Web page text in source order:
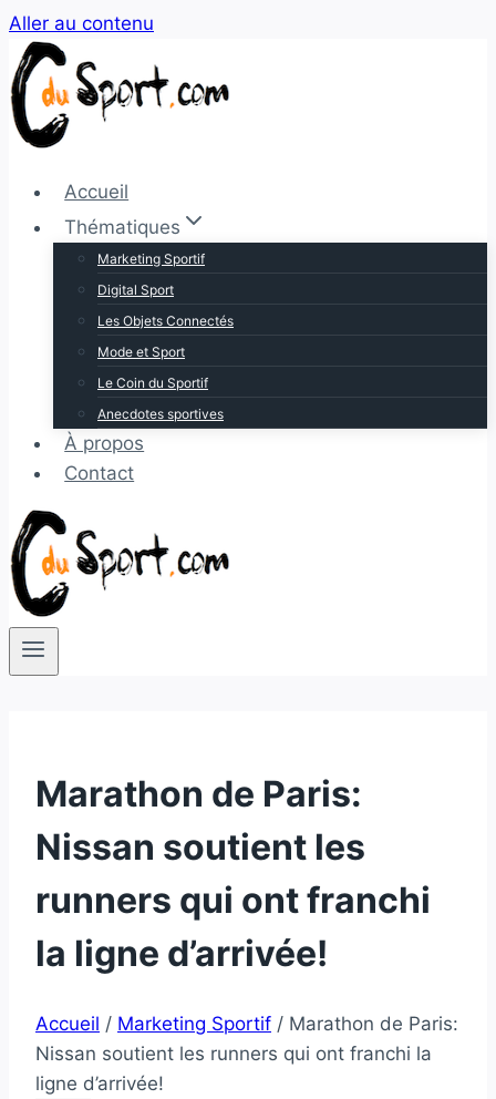
Aller au contenu
Accueil
Thématiques
Marketing Sportif
Digital Sport
Les Objets Connectés
Mode et Sport
Le Coin du Sportif
Anecdotes sportives
À propos
Contact
Marathon de Paris:
Nissan soutient les
runners qui ont franchi
la ligne d’arrivée!
Accueil / Marketing Sportif / Marathon de Paris:
Nissan soutient les runners qui ont franchi la
ligne d’arrivée!